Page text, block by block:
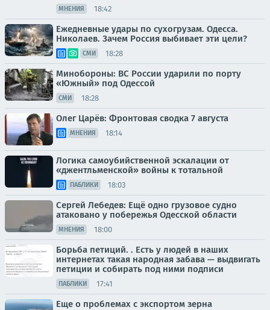
МНЕНИЯ 18:42
Ежедневные удары по сухогрузам. Одесса.
Николаев. Зачем Россия выбивает эти цели?
СМИ 18:28
Минобороны: ВС России ударили по порту
«Южный» под Одессой
СМИ 18:28
Олег Царёв: Фронтовая сводка 7 августа
МНЕНИЯ 18:14
Логика самоубийственной эскалации от
«джентльменской» войны к тотальной
ПАБЛИКИ 18:03
Сергей Лебедев: Ещё одно грузовое судно
атаковано у побережья Одесской области
МНЕНИЯ 18:00
Борьба петиций. . Есть у людей в наших
интернетах такая народная забава — выдвигать
петиции и собирать под ними подписи
ПАБЛИКИ 17:41
Еще о проблемах с экспортом зерна